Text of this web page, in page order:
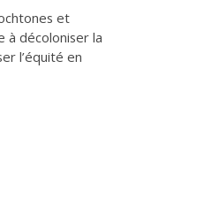
et
à décoloniser la
l’équité en